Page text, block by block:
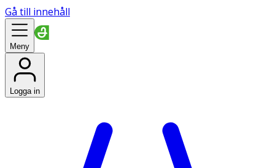
Gå till innehåll
Meny
Logga in